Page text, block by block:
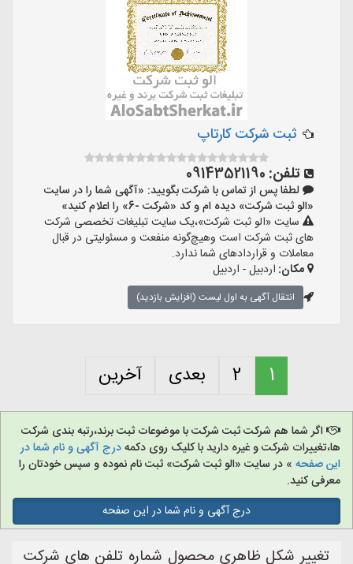
ثبت شرکت کارتاپ
تلفن: 09143521190
لطفا پس از تماس با شرکت بگویید: «آگهی شما را در سایت
«الو ثبت شرکت» دیده ام و کد «شرکت -6» را اعلام کنید»
سایت «الو ثبت شرکت»،یک سایت تبلیغات تخصصی شرکت
های ثبت شرکت است وهیچ‌گونه منفعت و مسئولیتی در قبال
معاملات و قراردادهای شما ندارد.
مکان: اردبیل - اردبیل
انتقال آگهی به اول لیست (افزایش بازدید)
1
2 بعدی آخرین
اگر شما هم شرکت ثبت شرکت با موضوعات ثبت برند،رتبه بندی شرکت
ها،تغییرات شرکت و غیره دارید با کلیک روی دکمهدرج آگهی و نام شما در
این صفحه » در سایت «الو ثبت شرکت» ثبت نام نموده و سپس خودتان را
معرفی کنید.
درج آگهی و نام شما در این صفحه
تغییر شکل ظاهری محصول شماره تلفن های شرکت